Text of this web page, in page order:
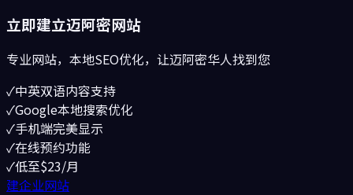
立即建立迈阿密网站
专业网站，本地SEO优化，让迈阿密华人找到您
✓中英双语内容支持
✓Google本地搜索优化
✓手机端完美显示
✓在线预约功能
✓低至$23/月
建企业网站